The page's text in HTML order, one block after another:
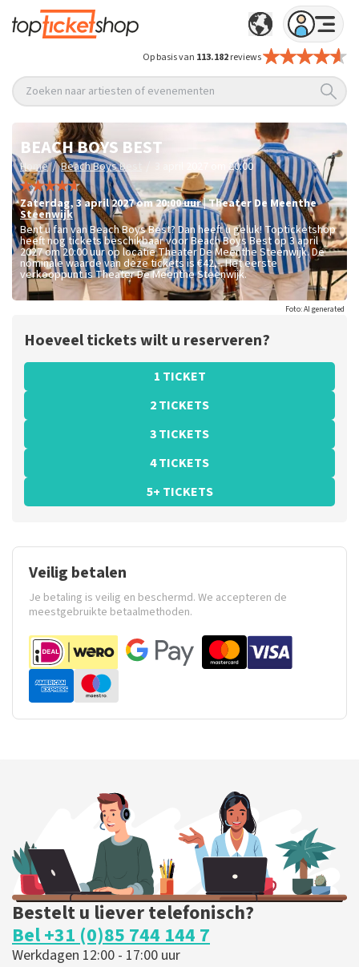
Op basis van 113.182reviews
Zoeken naar artiesten of evenementen
BEACH BOYS BEST
Home / Beach Boys Best 3 april 2027 om 20:00
zaterdag, 3 april 2027 om 20:00uur|Theater De Meenthe
Steenwijk
Bent u fan van Beach Boys Best? Dan heeft u geluk! Topticketshop
heeft nog tickets beschikbaar voor Beach Boys Best op 3 april
2027 om 20:00 uur op locatie Theater De Meenthe Steenwijk. De
nominale waarde van deze tickets is €42,-. Het eerste
verkooppunt is Theater De Meenthe Steenwijk.
Foto: AI generated
Hoeveel tickets wilt u reserveren?
1 TICKET
2 TICKETS
3 TICKETS
4 TICKETS
5+ TICKETS
Veilig betalen
Je betaling is veilig en beschermd. We accepteren de
meestgebruikte betaalmethoden.
Bestelt u liever telefonisch?
Bel +31 (0)85 744 144 7
Werkdagen 12:00 - 17:00 uur